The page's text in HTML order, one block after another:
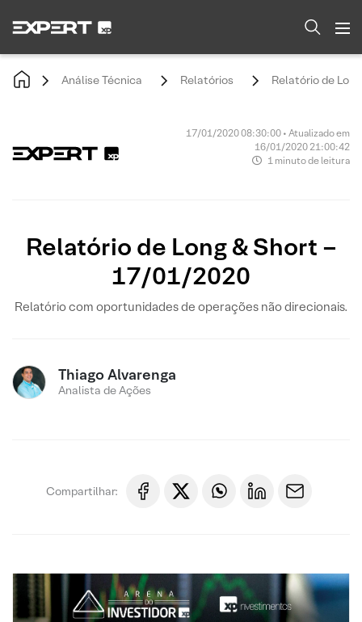
Análise Técnica Relatórios Relatório de
17/01/2020 08:30:00 • Atualizado em
16/01/2020 21:00:42
1 minuto de leitura
Relatório de Long & Short –
17/01/2020
Relatório com oportunidades de operações não direcionais.
Thiago Alvarenga
Analista de Ações
Compartilhar: